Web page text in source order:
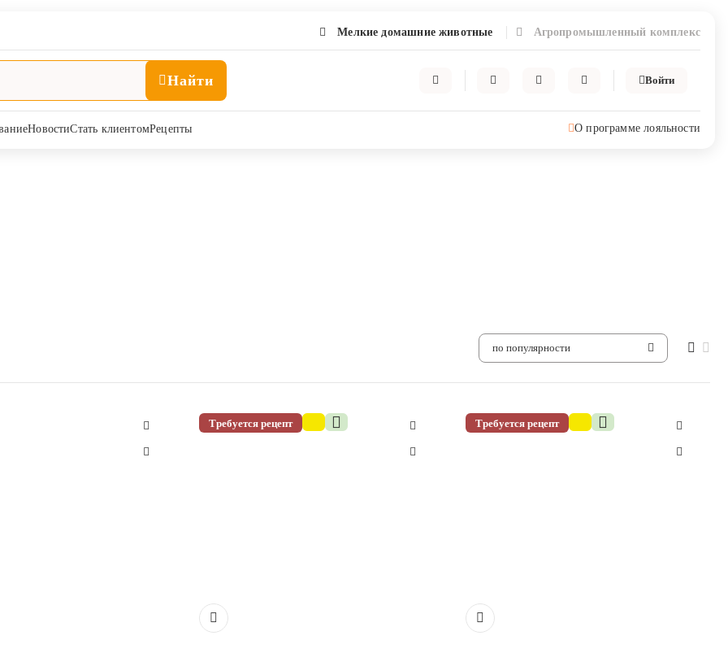
Мелкие домашние животные Агропромышленный комплекс
Найти Войти
НовостиСтать клиентомРецепты О программе лояльности
по популярности
Требуется рецепт Требуется рецепт